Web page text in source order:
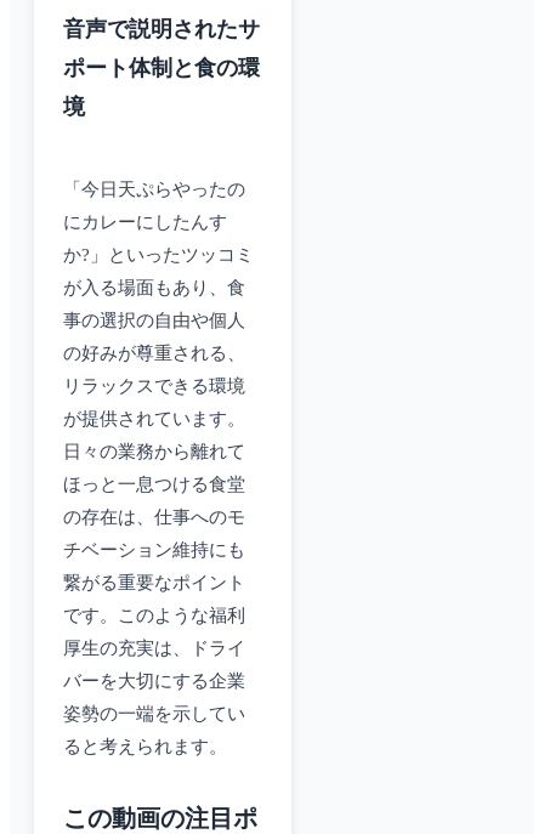
音声で説明されたサ
ポート体制と食の環
境
「今日天ぷらやったの
にカレーにしたんす
か?」といったツッコミ
が入る場面もあり、食
事の選択の自由や個人
の好みが尊重される、
リラックスできる環境
が提供されています。
日々の業務から離れて
ほっと一息つける食堂
の存在は、仕事へのモ
チベーション維持にも
繋がる重要なポイント
です。このような福利
厚生の充実は、ドライ
バーを大切にする企業
姿勢の一端を示してい
ると考えられます。
この動画の注目ポ